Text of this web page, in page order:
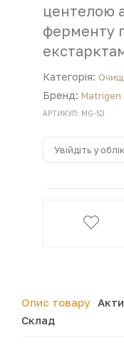
центелою
ферменту
Категорія:
Бренд: Matrigen
АРТИКУЛ: MG-53
Увійдіть у
Опис товару
Склад